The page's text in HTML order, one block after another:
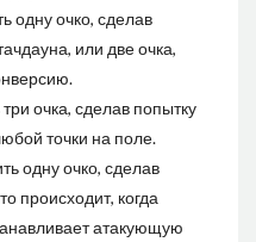
одну очко, сделав
или две очка,
очка, сделав попытку
точки на поле.
одну очко, сделав
происходит, когда
атакующую